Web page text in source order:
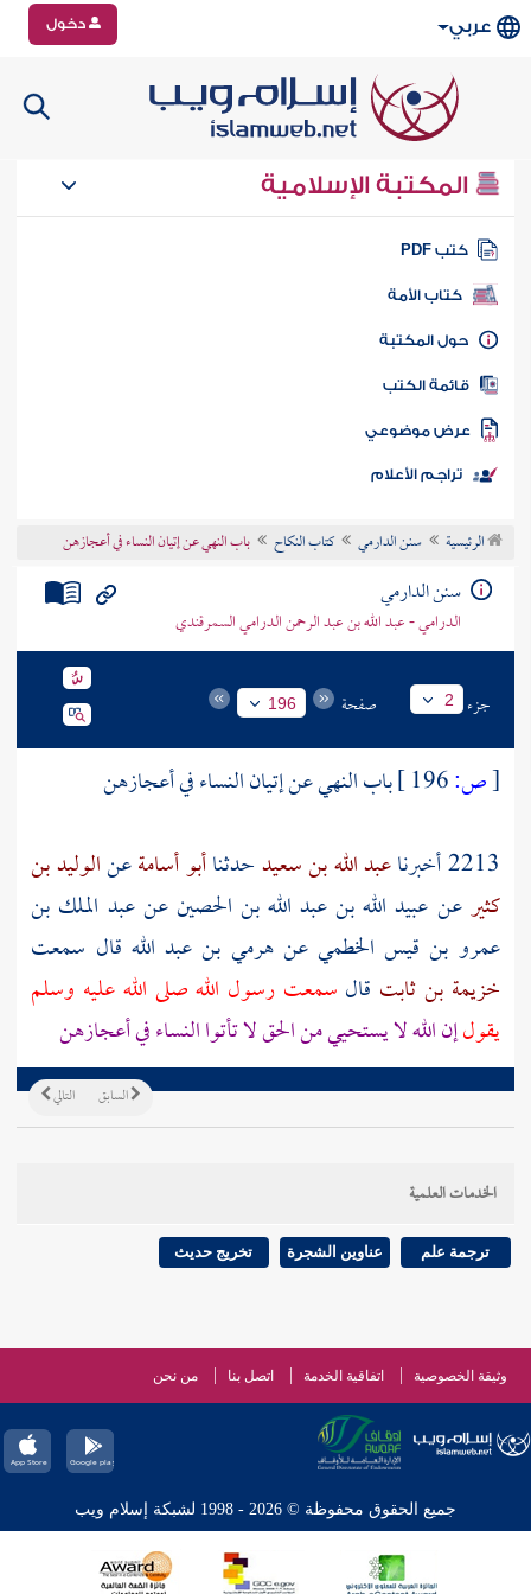
عربي دخول
المكتبة الإسلامية
كتب PDF
كتاب الأمة
المكتبة
الكتب
موضوعي
تراجم الأعلام
الرئيسية سنن الدارمي كتاب النكاح باب النهي عن إتيان النساء في أعجازهن
سنن الدارمي
الدرامي - عبد الله بن عبد الرحمن الدرامي السمرقندي
جزء 2 صفحة 196
[ص:
باب النهي عن إتيان النساء في أعجازهن
2213 أخبرنا
عبد الله بن سعيدحدثناأبو أسامةعنالوليد بن
كثيرعن عبيد الله بن عبد الله بن الحصينعنعبد الملك بن
عمرو بن قيس الخطميعنهرمي بن عبد الله قال سمعت
خزيمة بن ثابت قال سمعت رسول الله صلى الله عليه وسلم
يقولإن الله لا يستحيي من الحق لا تأتوا النساء في أعجازهن
التالي السابق
الخدمات العلمية
ترجمة علم عناوين الشجرة تخريج حديث
وثيقة الخصوصية اتفاقية الخدمة اتصل بنا من نحن
جميع الحقوق محفوظة © 2026 - 1998 لشبكة إسلام ويب